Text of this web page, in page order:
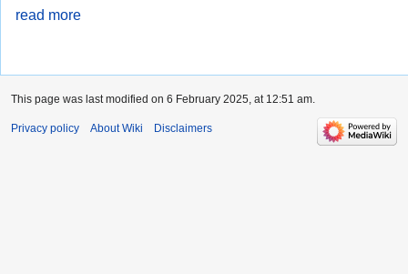
read more
This page was last modified on 6 February 2025, at 12:51 am.
Privacy policy About Wiki Disclaimers